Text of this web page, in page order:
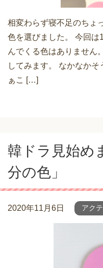
相変わらず寝不足のちょ
色を選びました。 今回は
んでくる色はありません
してみます。 なかなかそ
ぁこ […]
韓ドラ見始め
分の色」
2020年11月6日 アク